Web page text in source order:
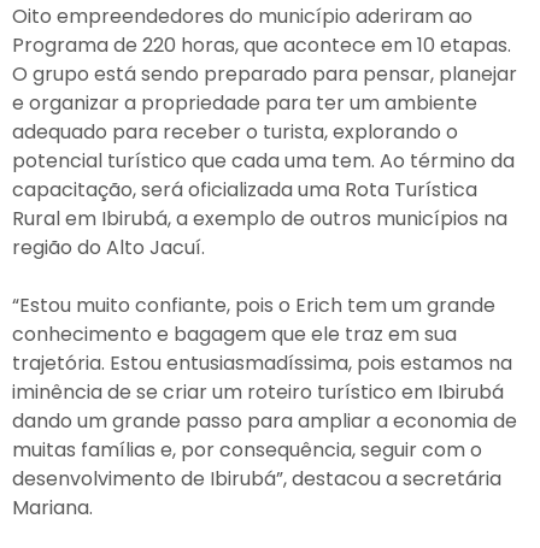
Oito empreendedores do município aderiram ao
Programa de 220 horas, que acontece em 10 etapas.
O grupo está sendo preparado para pensar, planejar
e organizar a propriedade para ter um ambiente
adequado para receber o turista, explorando o
potencial turístico que cada uma tem. Ao término da
capacitação, será oficializada uma Rota Turística
Rural em Ibirubá, a exemplo de outros municípios na
região do Alto Jacuí.
“Estou muito confiante, pois o Erich tem um grande
conhecimento e bagagem que ele traz em sua
trajetória. Estou entusiasmadíssima, pois estamos na
iminência de se criar um roteiro turístico em Ibirubá
dando um grande passo para ampliar a economia de
muitas famílias e, por consequência, seguir com o
desenvolvimento de Ibirubá”, destacou a secretária
Mariana.